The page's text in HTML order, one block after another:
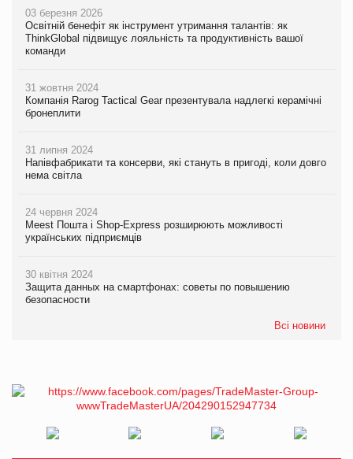
03 березня 2026
Освітній бенефіт як інструмент утримання талантів: як
ThinkGlobal підвищує лояльність та продуктивність вашої
команди
31 жовтня 2024
Компанія Rarog Tactical Gear презентувала надлегкі керамічні
бронеплити
31 липня 2024
Напівфабрикати та консерви, які стануть в пригоді, коли довго
нема світла
24 червня 2024
Meest Пошта і Shop-Express розширюють можливості
українських підприємців
30 квітня 2024
Защита данных на смартфонах: советы по повышению
безопасности
Всі новини